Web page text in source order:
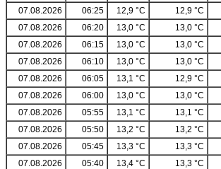
07.08.2026
06:25 12,9 °C 12,9 °C
07.08.2026
06:20 13,0 °C 13,0 °C
07.08.2026
06:15 13,0 °C 13,0 °C
07.08.2026
06:10 13,0 °C 13,0 °C
07.08.2026
06:05 13,1 °C 12,9 °C
07.08.2026
06:00 13,0 °C 13,0 °C
07.08.2026
05:55 13,1 °C 13,1 °C
07.08.2026
05:50 13,2 °C 13,2 °C
07.08.2026
05:45 13,3 °C 13,3 °C
07.08.2026
05:40 13,4 °C 13,3 °C